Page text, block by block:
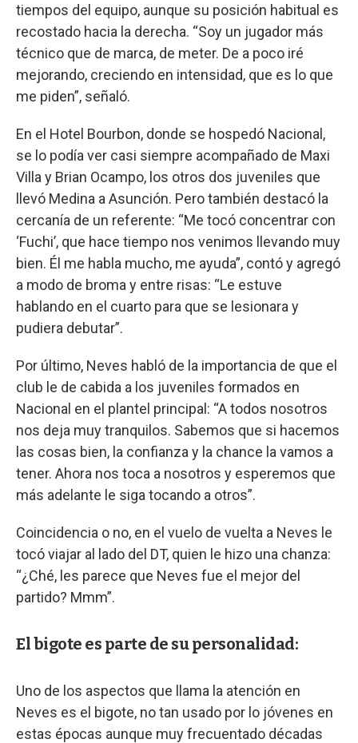
tiempos del equipo, aunque su posición habitual es
recostado hacia la derecha. “Soy un jugador más
técnico que de marca, de meter. De a poco iré
mejorando, creciendo en intensidad, que es lo que
me piden”, señaló.
En el Hotel Bourbon, donde se hospedó Nacional,
se lo podía ver casi siempre acompañado de Maxi
Villa y Brian Ocampo, los otros dos juveniles que
llevó Medina a Asunción. Pero también destacó la
cercanía de un referente: “Me tocó concentrar con
‘Fuchi’, que hace tiempo nos venimos llevando muy
bien. Él me habla mucho, me ayuda”, contó y agregó
a modo de broma y entre risas: “Le estuve
hablando en el cuarto para que se lesionara y
pudiera debutar”.
Por último, Neves habló de la importancia de que el
club le de cabida a los juveniles formados en
Nacional en el plantel principal: “A todos nosotros
nos deja muy tranquilos. Sabemos que si hacemos
las cosas bien, la confianza y la chance la vamos a
tener. Ahora nos toca a nosotros y esperemos que
más adelante le siga tocando a otros”.
Coincidencia o no, en el vuelo de vuelta a Neves le
tocó viajar al lado del DT, quien le hizo una chanza:
“¿Ché, les parece que Neves fue el mejor del
partido? Mmm”.
El bigote es parte de su personalidad:
Uno de los aspectos que llama la atención en
Neves es el bigote, no tan usado por lo jóvenes en
estas épocas aunque muy frecuentado décadas